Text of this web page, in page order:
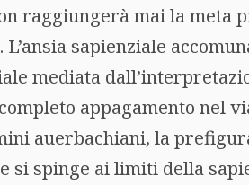
raggiungerà mai la meta
sapienziale
mediata
appagamento nel
auerbachiani, la
si spinge ai limiti della